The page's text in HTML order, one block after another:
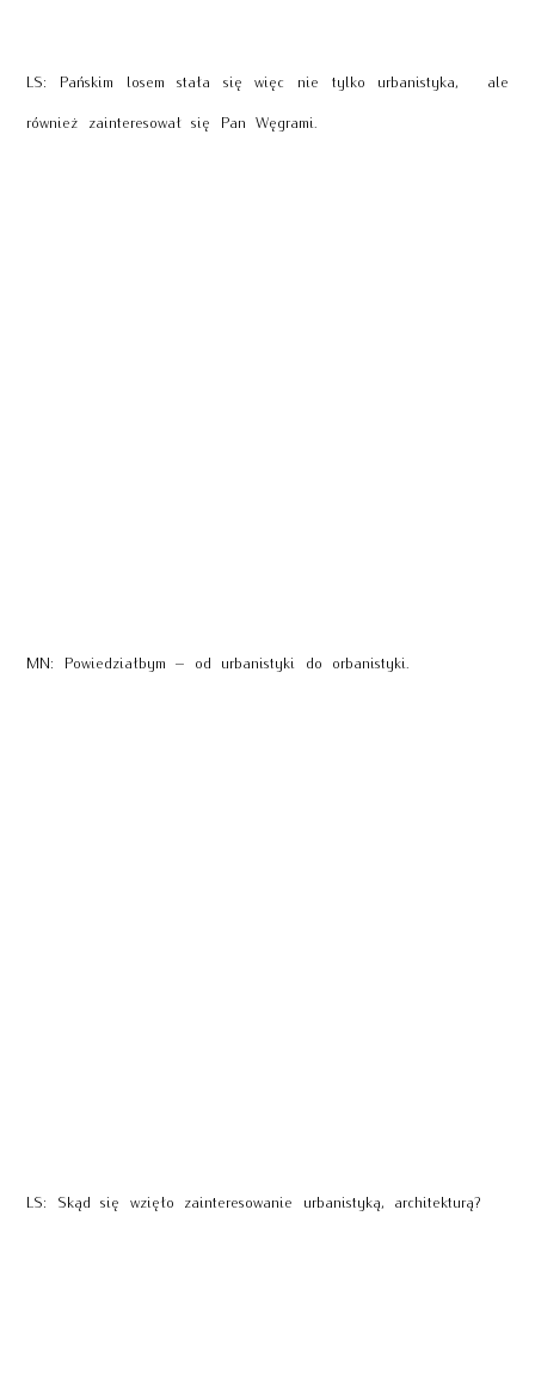
LS: Pańskim losem stała się więc nie tylko urbanistyka, ale
również zainteresował się Pan Węgrami.
MN: Powiedziałbym – od urbanistyki do orbanistyki.
LS: Skąd się wzięło zainteresowanie urbanistyką, architekturą?